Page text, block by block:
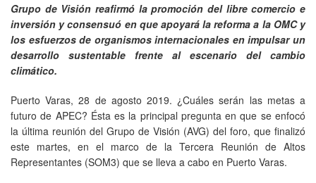
Grupo de Visión reafirmó la promoción del libre comercio e
inversión y consensuó en que apoyará la reforma a la OMC y
los esfuerzos de organismos internacionales en impulsar un
desarrollo sustentable frente al escenario del cambio
climático.
Puerto Varas, 28 de agosto 2019. ¿Cuáles serán las metas a
futuro de APEC? Ésta es la principal pregunta en que se enfocó
la última reunión del Grupo de Visión (AVG) del foro, que finalizó
este martes, en el marco de la Tercera Reunión de Altos
Representantes (SOM3) que se lleva a cabo en Puerto Varas.